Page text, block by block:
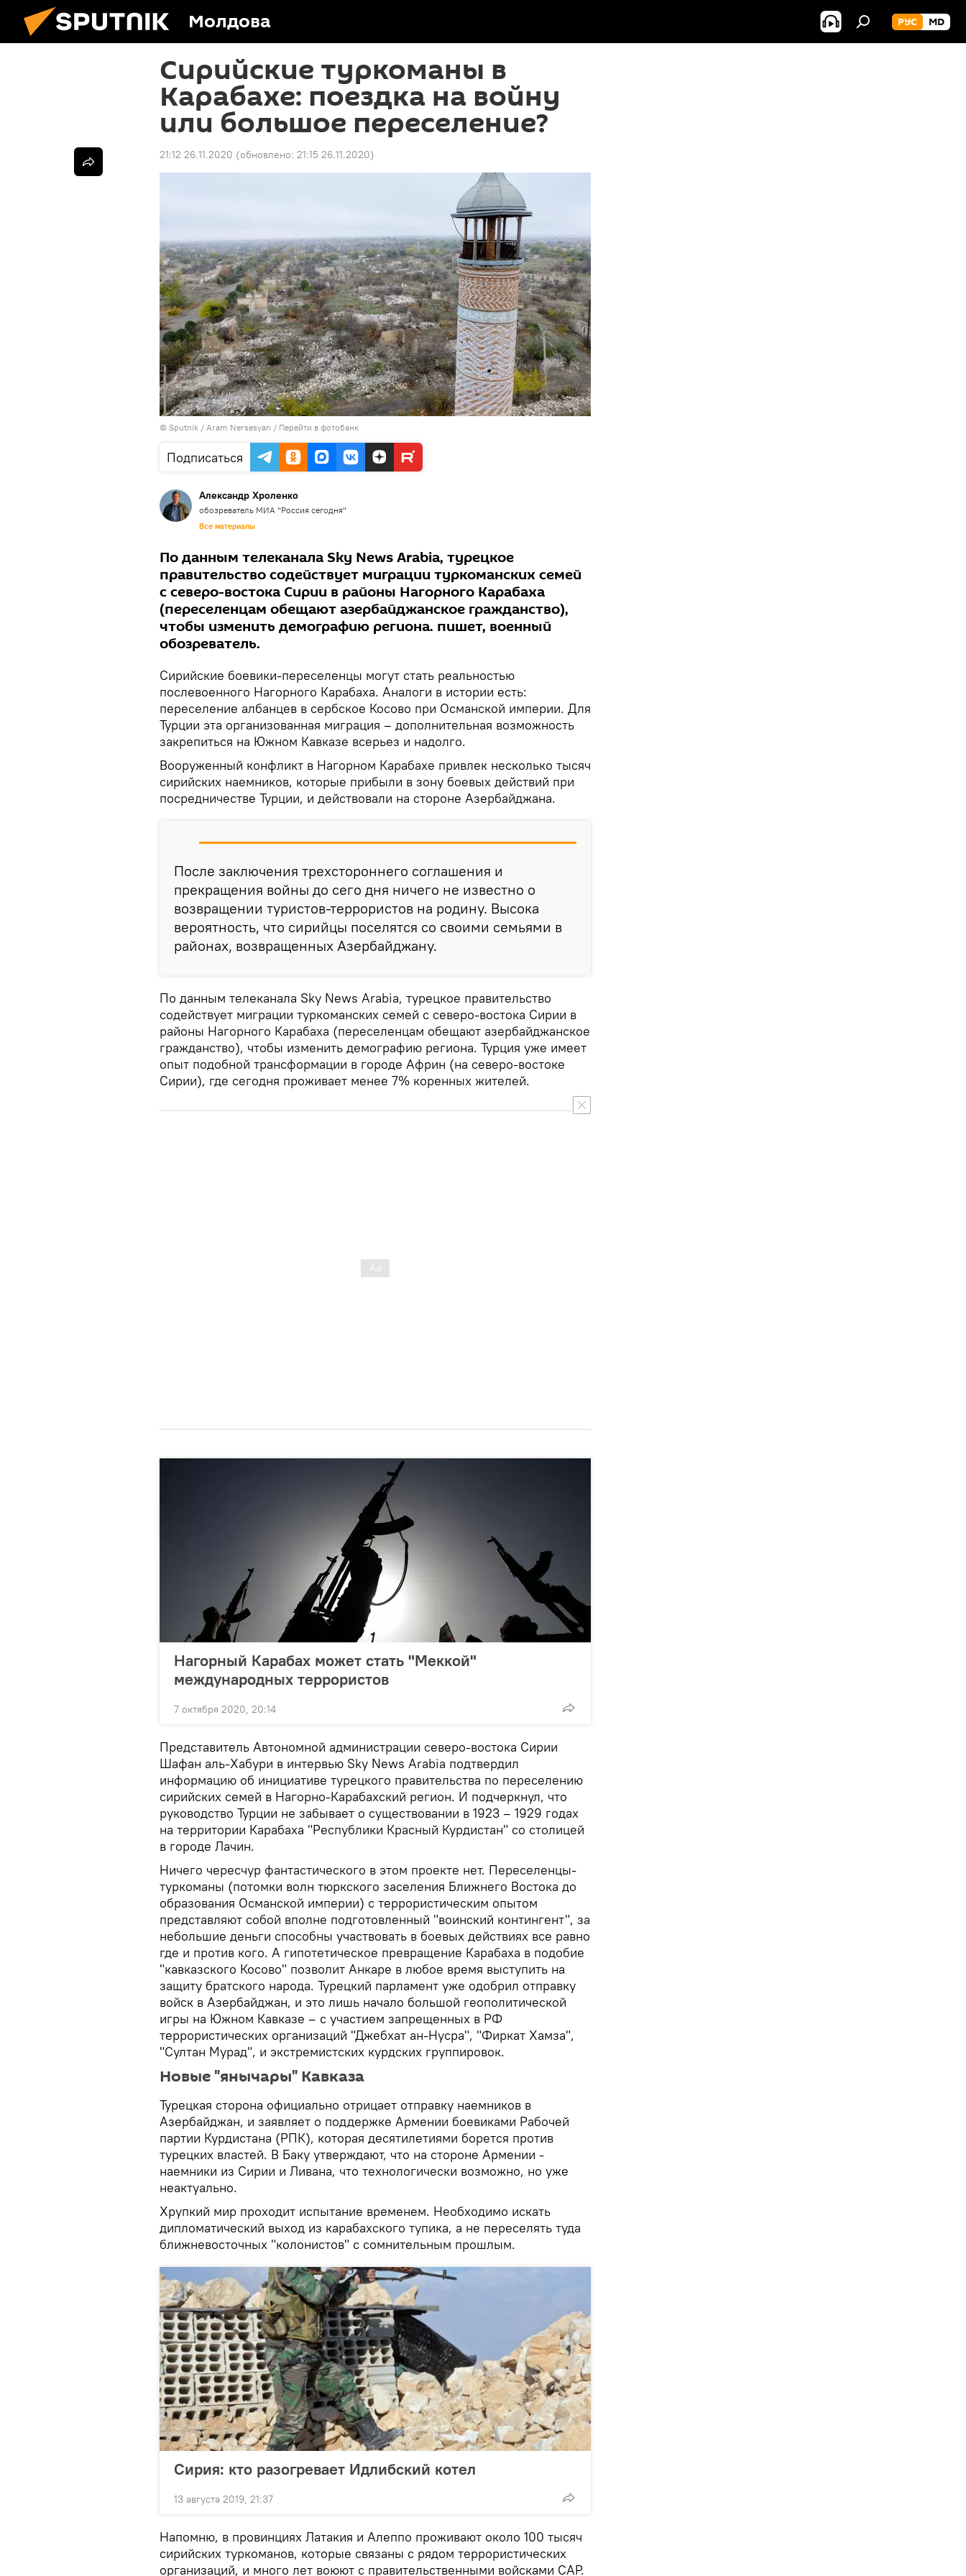
Молдова РУС MD
Сирийские туркоманы в
Карабахе: поездка на войну
или большое переселение?
21:12 26.11.2020 (обновлено: 21:15 26.11.2020)
© Sputnik / Aram Nersesyan / Перейти в фотобанк
Подписаться
Александр Хроленко
обозреватель МИА "Россия сегодня"
Все материалы
По данным телеканала Sky News Arabia, турецкое
правительство содействует миграции туркоманских семей
с северо-востока Сирии в районы Нагорного Карабаха
(переселенцам обещают азербайджанское гражданство),
чтобы изменить демографию региона. пишет, военный
обозреватель.
Сирийские боевики-переселенцы могут стать реальностью
послевоенного Нагорного Карабаха. Аналоги в истории есть:
переселение албанцев в сербское Косово при Османской империи. Для
Турции эта организованная миграция – дополнительная возможность
закрепиться на Южном Кавказе всерьез и надолго.
Вооруженный конфликт в Нагорном Карабахе привлек несколько тысяч
сирийских наемников, которые прибыли в зону боевых действий при
посредничестве Турции, и действовали на стороне Азербайджана.
После заключения трехстороннего соглашения и
прекращения войны до сего дня ничего не известно о
возвращении туристов-террористов на родину. Высока
вероятность, что сирийцы поселятся со своими семьями в
районах, возвращенных Азербайджану.
По данным телеканала Sky News Arabia, турецкое правительство
содействует миграции туркоманских семей с северо-востока Сирии в
районы Нагорного Карабаха (переселенцам обещают азербайджанское
гражданство), чтобы изменить демографию региона. Турция уже имеет
опыт подобной трансформации в городе Африн (на северо-востоке
Сирии), где сегодня проживает менее 7% коренных жителей.
Нагорный Карабах может стать "Меккой"
международных террористов
7 октября 2020, 20:14
Представитель Автономной администрации северо-востока Сирии
Шафан аль-Хабури в интервью Sky News Arabia подтвердил
информацию об инициативе турецкого правительства по переселению
сирийских семей в Нагорно-Карабахский регион. И подчеркнул, что
руководство Турции не забывает о существовании в 1923 – 1929 годах
на территории Карабаха "Республики Красный Курдистан" со столицей
в городе Лачин.
Ничего чересчур фантастического в этом проекте нет. Переселенцы-
туркоманы (потомки волн тюркского заселения Ближнего Востока до
образования Османской империи) с террористическим опытом
представляют собой вполне подготовленный "воинский контингент", за
небольшие деньги способны участвовать в боевых действиях все равно
где и против кого. А гипотетическое превращение Карабаха в подобие
"кавказского Косово" позволит Анкаре в любое время выступить на
защиту братского народа. Турецкий парламент уже одобрил отправку
войск в Азербайджан, и это лишь начало большой геополитической
игры на Южном Кавказе – с участием запрещенных в РФ
террористических организаций "Джебхат ан-Нусра", "Фиркат Хамза",
"Султан Мурад", и экстремистских курдских группировок.
Новые "янычары" Кавказа
Турецкая сторона официально отрицает отправку наемников в
Азербайджан, и заявляет о поддержке Армении боевиками Рабочей
партии Курдистана (РПК), которая десятилетиями борется против
турецких властей. В Баку утверждают, что на стороне Армении -
наемники из Сирии и Ливана, что технологически возможно, но уже
неактуально.
Хрупкий мир проходит испытание временем. Необходимо искать
дипломатический выход из карабахского тупика, а не переселять туда
ближневосточных "колонистов" с сомнительным прошлым.
Сирия: кто разогревает Идлибский котел
13 августа 2019, 21:37
Напомню, в провинциях Латакия и Алеппо проживают около 100 тысяч
сирийских туркоманов, которые связаны с рядом террористических
организаций, и много лет воюют с правительственными войсками САР.